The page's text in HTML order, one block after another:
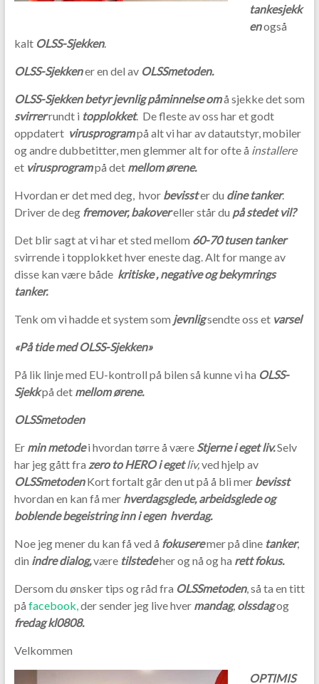
tankesjekk
enogså
kalt OLSS-Sjekken.
OLSS-Sjekkener en del av OLSSmetoden.
OLSS-Sjekken betyr jevnlig påminnelse omå sjekke det som
svirrerrundt i topplokket. De fleste av oss har et godt
oppdatert virusprogrampå alt vi har av datautstyr, mobiler
og andre dubbetitter, men glemmer alt for ofte å installere
et virusprogrampå det mellom ørene.
Hvordan er det med deg, hvor bevisster du dine tanker.
Driver de deg fremover, bakovereller står du på stedet vil?
Det blir sagt at vi har et sted mellom 60-70 tusen tanker
svirrende i topplokket hver eneste dag. Alt for mange av
disse kan være både kritiske , negative og bekymrings
tanker.
Tenk om vi hadde et system som jevnligsendte oss etvarsel
«På tide med OLSS-Sjekken»
På lik linje med EU-kontroll på bilen så kunne vi ha OLSS-
Sjekkpå det mellom ørene.
OLSSmetoden
Er min metodei hvordan tørre å være Stjerne i eget liv.Selv
har jeg gått fra zero to HERO i egetliv,ved hjelp av
OLSSmetodenKort fortalt går den ut på å bli mer bevisst
hvordan en kan få mer hverdagsglede, arbeidsglede og
boblende begeistring inn i egen hverdag.
Noe jeg mener du kan få ved å fokuseremer på dine tanker,
din indredialog,være tilstedeher og nå og ha rett fokus.
Dersom du ønsker tips og råd fra OLSSmetoden, så ta en titt
på facebook,der sender jeg live hver mandag, olssdagog
fredag kl0808.
Velkommen
OPTIMIS